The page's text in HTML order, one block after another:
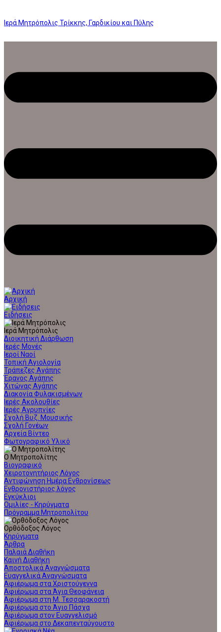
Ιερά Μητρόπολις Τρίκκης, Γαρδικίου και Πύλης
Αρχική
Ειδήσεις
Ιερά Μητρόπολις
Διοικητική Διάρθωση
Ιερές Μονές
Ιεροί Ναοί
Τοπική Αγιολογία
Τράπεζες Αγάπης
Έρανος Αγάπης
Χιτώνας Αγάπης
Διακονία Φυλακισμένων
Ιερές Ακολουθίες
Ιερές Αγρυπνίες
Σχολή Βυζ. Μουσικής
Σχολή Γονέων
Αρχεία Βίντεο
Φωτογραφικό Υλικό
Ο Μητροπολίτης
Βιογραφικό
Χειροτονητήριος Λόγος
Αντιφώνηση Ημέρα Ενθρονίσεως
Ενθρονιστήριος λόγος
Εγκύκλιοι
Ομιλίες - Κηρύγματα
Πρόγραμμα Μητροπολίτου
Ορθόδοξος Λόγος
Κηρύγματα
Άρθρα
Παλαιά Διαθήκη
Καινή Διαθήκη
Αποστολικά Αναγνώσματα
Ευαγγελικά Αναγνώσματα
Αφιέρωμα στα Χριστούγεννα
Αφιέρωμα στα Άγια Θεοφάνεια
Αφιέρωμα στη Μ. Τεσσαρακοστή
Αφιέρωμα στο Άγιο Πάσχα
Αφιέρωμα στον Ευαγγελισμό
Αφιέρωμα στο Δεκαπενταύγουστο